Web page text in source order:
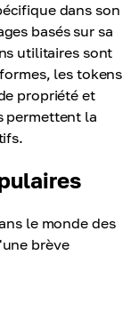
dans son
basés sur sa
utilitaires sont
les tokens
propriété et
permettent la
le monde des
brève